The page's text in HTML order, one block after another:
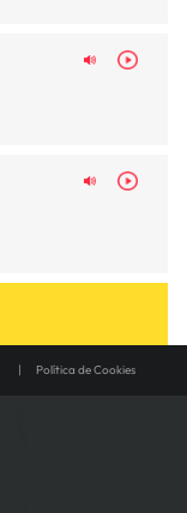
Política de Cookies